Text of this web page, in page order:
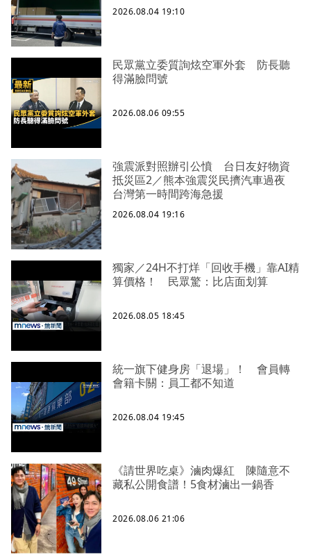
2026.08.04 19:10
民眾黨立委質詢炫空軍外套 防長聽
得滿臉問號
2026.08.06 09:55
強震派對照辦引公憤 台日友好物資
抵災區2／熊本強震災民擠汽車過夜
台灣第一時間跨海急援
2026.08.04 19:16
獨家／24H不打烊「回收手機」靠AI精
算價格！ 民眾驚：比店面划算
2026.08.05 18:45
統一旗下健身房「退場」！ 會員轉
會籍卡關：員工都不知道
2026.08.04 19:45
《請世界吃桌》滷肉爆紅 陳隨意不
藏私公開食譜！5食材滷出一鍋香
2026.08.06 21:06